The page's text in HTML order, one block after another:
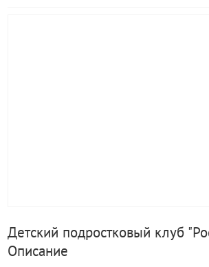
Детский подростковый клуб
Описание